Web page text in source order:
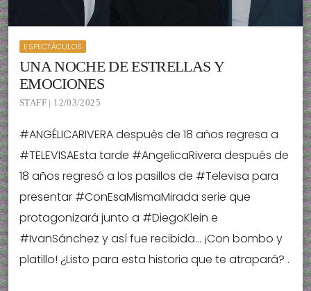
ESPECTÁCULOS
UNA NOCHE DE ESTRELLAS Y
EMOCIONES
STAFF | 12/03/2025
#ANGÉLICARIVERA después de 18 años regresa a
#TELEVISAEsta tarde #AngelicaRivera después de
18 años regresó a los pasillos de #Televisa para
presentar #ConEsaMismaMirada serie que
protagonizará junto a #DiegoKlein e
#IvanSánchez y así fue recibida… ¡Con bombo y
platillo! ¿Listo para esta historia que te atrapará? .